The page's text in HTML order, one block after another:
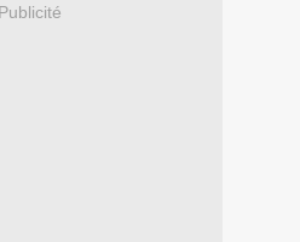
Publicité